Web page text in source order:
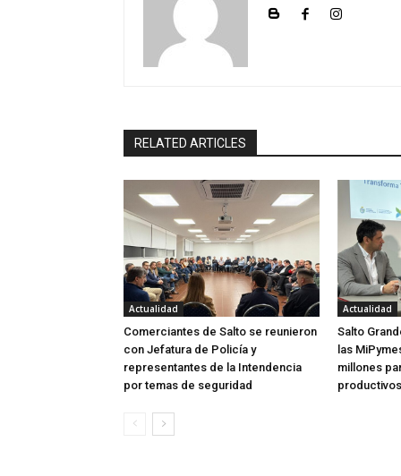
RELATED ARTICLES
Actualidad
Comerciantes de Salto se reunieron
con Jefatura de Policía y
representantes de la Intendencia
por temas de seguridad
Actualidad
Salto
las
millones
productivos